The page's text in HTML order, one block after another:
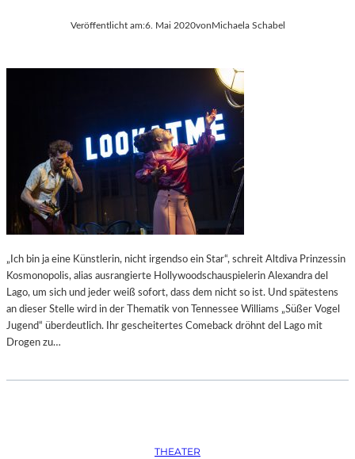
Veröffentlicht am:6. Mai 2020von Michaela Schabel
„Ich bin ja eine Künstlerin, nicht irgendso ein Star“, schreit Altdiva Prinzessin
Kosmonopolis, alias ausrangierte Hollywoodschauspielerin Alexandra del
Lago, um sich und jeder weiß sofort, dass dem nicht so ist. Und spätestens
an dieser Stelle wird in der Thematik von Tennessee Williams „Süßer Vogel
Jugend“ überdeutlich. Ihr gescheitertes Comeback dröhnt del Lago mit
Drogen zu…
THEATER